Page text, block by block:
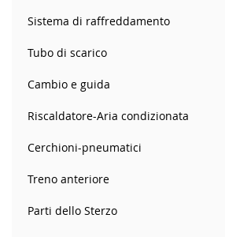
Sistema di raffreddamento
Tubo di scarico
Cambio e guida
Riscaldatore-Aria condizionata
Cerchioni-pneumatici
Treno anteriore
Parti dello Sterzo